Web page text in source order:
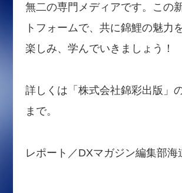
無二の専門メディアです。この
トフォームで、共に錦鯉の魅力
楽しみ、学んでいきましょう！
詳しくは「株式会社錦彩出版」
まで。
レポート／DXマガジン編集部海